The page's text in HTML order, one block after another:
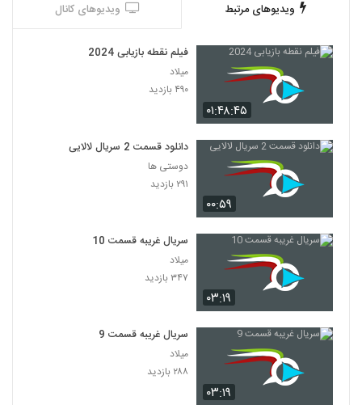
ویدیوهای مرتبط ویدیوهای کانال
۰۱:۴۸:۴۵
فیلم نقطه بازیابی 2024
میلاد
۴۹۰ بازدید
۰۰:۵۹
دانلود قسمت 2 سریال لالایی
دوستی ها
۲۹۱ بازدید
۰۳:۱۹
سریال غریبه قسمت 10
میلاد
۳۴۷ بازدید
۰۳:۱۹
سریال غریبه قسمت 9
میلاد
۲۸۸ بازدید